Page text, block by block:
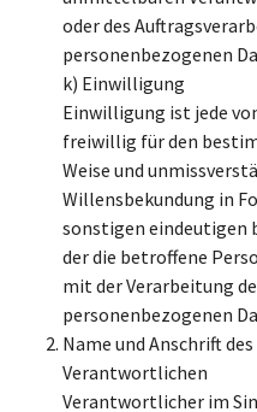
oder des
personenbezogenen
k) Einwilligung
Einwilligung ist jede
freiwillig für den
Weise und
Willensbekundung in
sonstigen eindeutigen
der die betroffene
mit der Verarbeitung
personenbezogenen
Name und Anschrift
Verantwortlichen
Verantwortlicher im